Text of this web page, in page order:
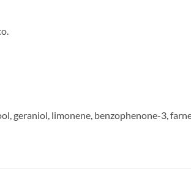
geraniol, limonene, benzophenone-3,